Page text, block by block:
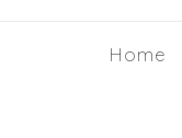
Home